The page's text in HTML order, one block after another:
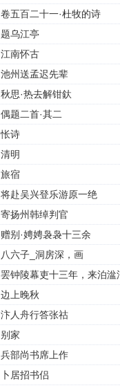
卷五百二十一·杜牧的诗
题乌江亭
江南怀古
池州送孟迟先辈
秋思·热去解钳釱
偶题二首·其二
怅诗
清明
旅宿
将赴吴兴登乐游原一绝
寄扬州韩绰判官
赠别·娉娉袅袅十三余
八六子_洞房深，画
罢钟陵幕吏十三年，来泊湓
旧为诗
边上晚秋
汴人舟行答张祜
别家
兵部尚书席上作
卜居招书侣